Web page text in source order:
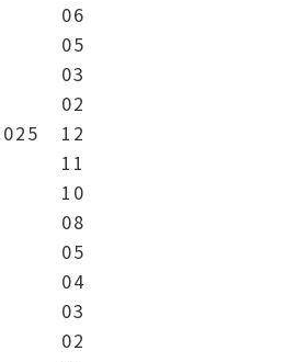
06
05
03
02
12
11
10
08
05
04
03
02